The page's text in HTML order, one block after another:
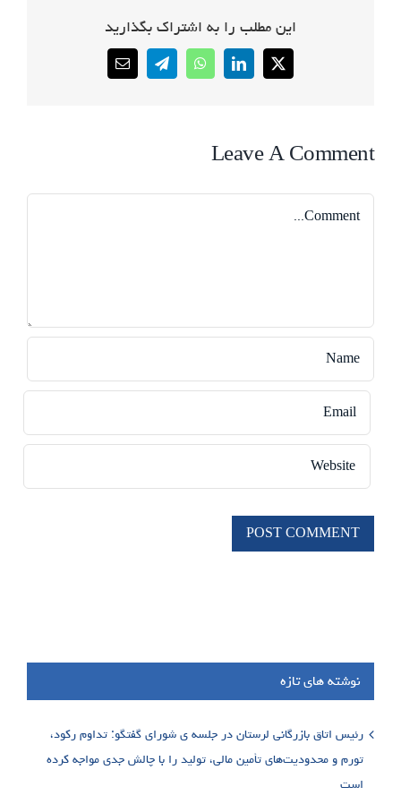
این مطلب را به اشتراک بگذارید
X
LinkedIn
WhatsApp
Telegram
Email
Leave A Comment
نوشته های تازه
رئیس اتاق بازرگانی لرستان در جلسه ی شورای گفتگو: تداوم رکود،
تورم و محدودیت‌های تأمین مالی، تولید را با چالش جدی مواجه کرده
است